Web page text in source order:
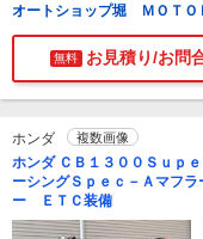
オートショップ堀 ＭＯＴ
無料 お見積り/お問
ホンダ 複数画像
ホンダ ＣＢ１３００Ｓｕ
ーシングＳｐｅｃ－Ａマフ
ー ＥＴＣ装備